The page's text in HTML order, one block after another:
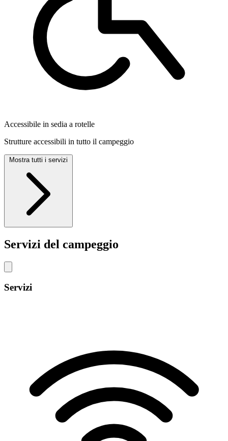
Accessibile in sedia a rotelle
Strutture accessibili in tutto il campeggio
Mostra tutti i servizi
Servizi del campeggio
Servizi